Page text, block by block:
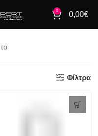
0 0,00€
Φίλτρα